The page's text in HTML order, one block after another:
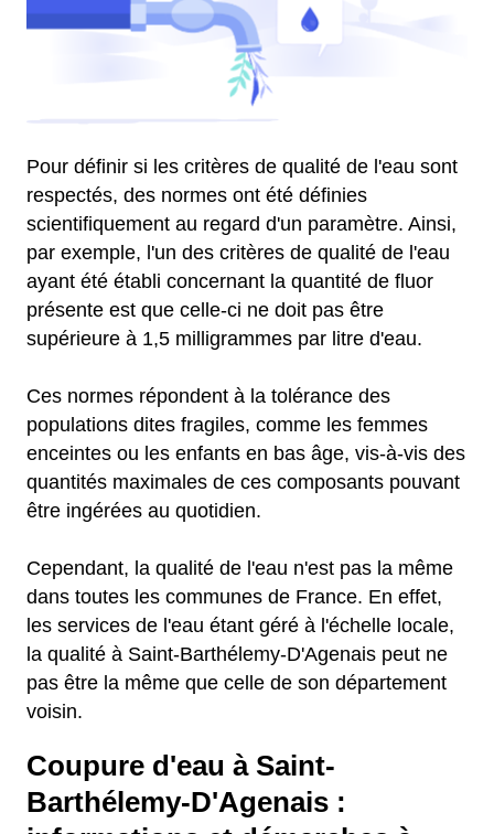
Pour définir si les critères de qualité de l'eau sont
respectés, des normes ont été définies
scientifiquement au regard d'un paramètre. Ainsi,
par exemple, l'un des critères de qualité de l'eau
ayant été établi concernant la quantité de fluor
présente est que celle-ci ne doit pas être
supérieure à 1,5 milligrammes par litre d'eau.
Ces normes répondent à la tolérance des
populations dites fragiles, comme les femmes
enceintes ou les enfants en bas âge, vis-à-vis des
quantités maximales de ces composants pouvant
être ingérées au quotidien.
Cependant, la qualité de l'eau n'est pas la même
dans toutes les communes de France. En effet,
les services de l'eau étant géré à l'échelle locale,
la qualité à Saint-Barthélemy-D'Agenais peut ne
pas être la même que celle de son département
voisin.
Coupure d'eau à Saint-
Barthélemy-D'Agenais :